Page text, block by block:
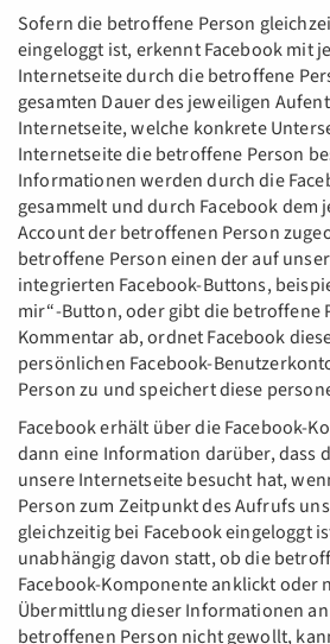
Sofern die betroffene Person
eingeloggt ist, erkennt Facebook mit
Internetseite durch die betroffene
gesamten Dauer des jeweiligen
Internetseite, welche konkrete
Internetseite die betroffene Person
Informationen werden durch die
gesammelt und durch Facebook dem
Account der betroffenen Person
betroffene Person einen der auf
integrierten Facebook-Buttons,
mir“-Button, oder gibt die betroffene
Kommentar ab, ordnet Facebook
persönlichen Facebook-
Person zu und speichert diese
Facebook erhält über die Facebook-
dann eine Information darüber, dass
unsere Internetseite besucht hat,
Person zum Zeitpunkt des Aufrufs
gleichzeitig bei Facebook eingeloggt
unabhängig davon statt, ob die
Facebook-Komponente anklickt oder
Übermittlung dieser Informationen
betroffenen Person nicht gewollt,